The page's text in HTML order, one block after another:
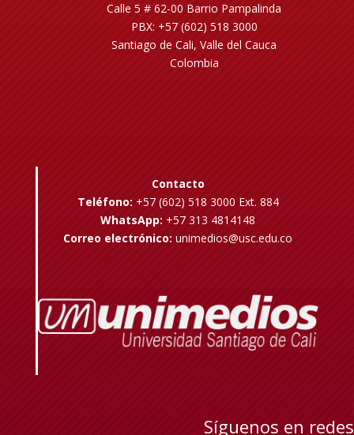
Calle 5 # 62-00 Barrio Pampalinda
PBX: +57 (602) 518 3000
Santiago de Cali, Valle del Cauca
Colombia
Contacto
Teléfono: +57 (602) 518 3000 Ext. 884
WhatsApp: +57 313 4814148
Correo electrónico: unimedios@usc.edu.co
Síguenos en redes